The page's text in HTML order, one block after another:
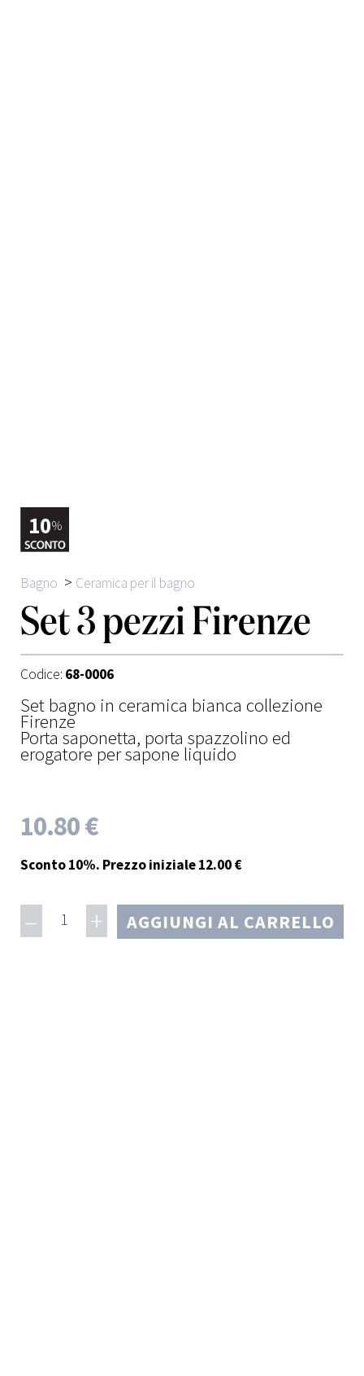
10%
Bagno > Ceramica per il bagno
Set 3 pezzi Firenze
Codice: 68-0006
Set bagno in ceramica bianca collezione
Firenze
Porta saponetta, porta spazzolino ed
erogatore per sapone liquido
10.80 €
Sconto 10%. Prezzo iniziale 12.00 €
– 1 + AGGIUNGI AL CARRELLO